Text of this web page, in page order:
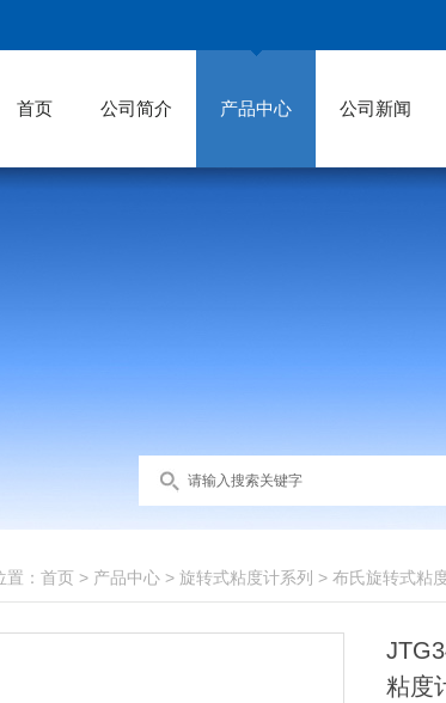
首页 公司简介 产品中心 公司新闻
： 首页 > 产品中心 > 旋转式粘度计系列 > 布氏旋转式粘
粘度